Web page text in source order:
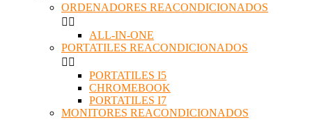
ORDENADORES REACONDICIONADOS
 
ALL-IN-ONE
PORTATILES REACONDICIONADOS
 
PORTATILES I5
CHROMEBOOK
PORTATILES I7
MONITORES REACONDICIONADOS